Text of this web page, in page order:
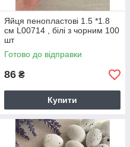
Яйця пенопластові 1.5 *1.8
см L00714 , білі з чорним 100
шт
Готово до відправки
86 ₴
Купити